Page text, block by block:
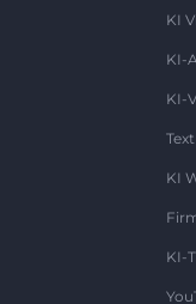
KI
KI-
KI-
KI
KI-